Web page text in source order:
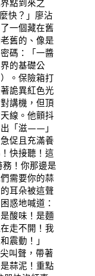
點到來之
快？」廖沾
一個藏在舊
舊的、像是
碼：「一醬
的基礎公
。保險箱打
詭異紅色光
講機，但頂
線。他顫抖
「滋——」
促且充滿養
快接聽！這
！你那邊是
需要你的蒜
耳朵被這聲
惑地喊道：
酸味！是麵
走不開！我
震動！」
叫聲，帶著
蒜泥！重點